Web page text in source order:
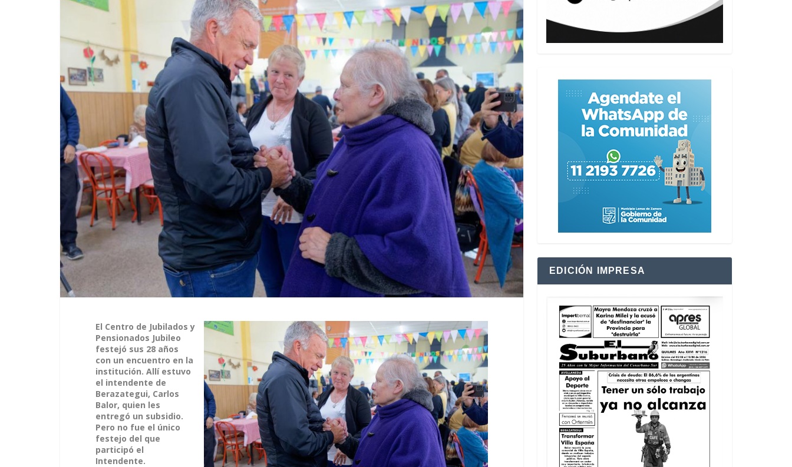
El Centro de Jubilados y
Pensionados Jubileo
festejó sus 28 años
con un encuentro en la
institución. Allí estuvo
el intendente de
Berazategui, Carlos
Balor, quien les
entregó un subsidio.
Pero no fue el único
festejo del que
participó el
Intendente.
EDICIÓN IMPRESA